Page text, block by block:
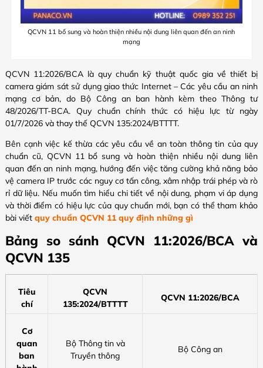
QCVN 11 bổ sung và hoàn thiện nhiều nội dung liên quan đến an ninh
mạng
QCVN 11:2026/BCA là quy chuẩn kỹ thuật quốc gia về thiết bị
camera giám sát sử dụng giao thức Internet – Các yêu cầu an ninh
mạng cơ bản, do Bộ Công an ban hành kèm theo Thông tư
48/2026/TT-BCA. Quy chuẩn chính thức có hiệu lực từ ngày
01/7/2026 và thay thế QCVN 135:2024/BTTTT.
Bên cạnh việc kế thừa các yêu cầu về an toàn thông tin của quy
chuẩn cũ, QCVN 11 bổ sung và hoàn thiện nhiều nội dung liên
quan đến an ninh mạng, hướng đến việc tăng cường khả năng bảo
vệ camera IP trước các nguy cơ tấn công, xâm nhập trái phép và rò
rỉ dữ liệu. Nếu muốn tìm hiểu chi tiết về nội dung, phạm vi áp dụng
và thời điểm có hiệu lực của quy chuẩn mới, bạn có thể tham khảo
bài viết quy chuẩn QCVN 11 quy định những gì
Bảng so sánh QCVN 11:2026/BCA và
QCVN 135
Tiêu
chí
QCVN
135:2024/BTTTT
QCVN 11:2026/BCA
Cơ
quan
ban
Bộ Thông tin và
Truyền thông
Bộ Công an